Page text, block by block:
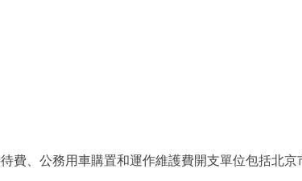
、公務用車購置和運作維護費開支單位包括北京